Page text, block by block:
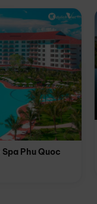
Phu Quoc